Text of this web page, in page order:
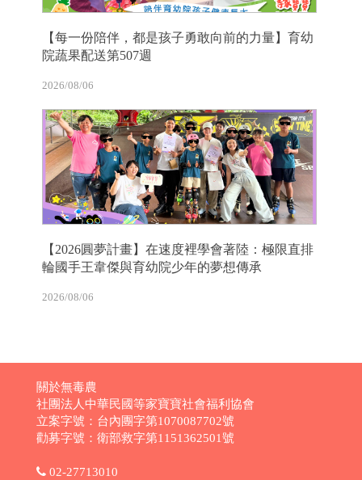
【每一份陪伴，都是孩子勇敢向前的力量】育幼
院蔬果配送第507週
2026/08/06
【2026圓夢計畫】在速度裡學會著陸：極限直排
輪國手王韋傑與育幼院少年的夢想傳承
2026/08/06
關於無毒農
社團法人中華民國等家寶寶社會福利協會
立案字號：台內團字第1070087702號
勸募字號：衛部救字第1151362501號
02-27713010